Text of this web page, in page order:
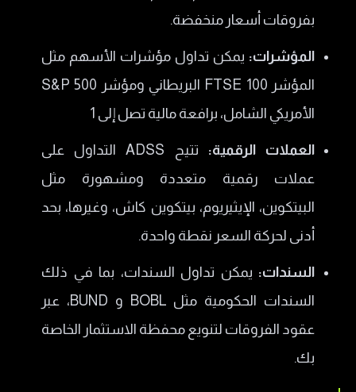
بفروقات أسعار منخفضة.
المؤشرات: يمكن تداول مؤشرات الأسهم مثل
المؤشر FTSE 100 البريطاني ومؤشر S&P 500
الأمريكي الشامل، برافعة مالية تصل إلى 1
العملات الرقمية:
تتيح ADSS التداول على
عملات رقمية متعددة ومشهورة مثل
البيتكوين، الإيثيريوم، بيتكوين كاش، وغيرها، بحد
أدنى لحركة السعر نقطة واحدة.
السندات: يمكن تداول السندات، بما في ذلك
السندات الحكومية مثل BOBL و BUND، عبر
عقود الفروقات لتنويع محفظة الاستثمار الخاصة
بك.